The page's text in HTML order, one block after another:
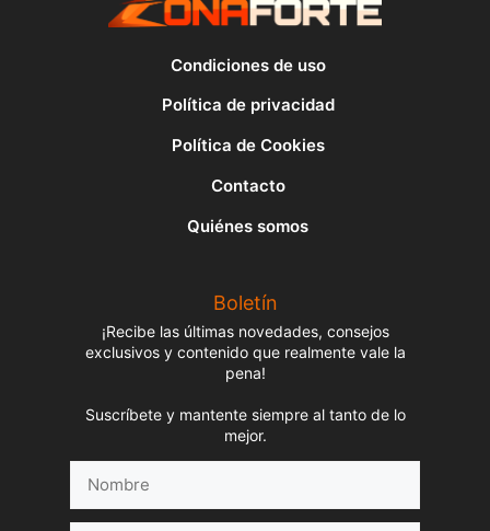
Condiciones de uso
Política de privacidad
Política de Cookies
Contacto
Quiénes somos
Boletín
¡Recibe las últimas novedades, consejos
exclusivos y contenido que realmente vale la
pena!
Suscríbete y mantente siempre al tanto de lo
mejor.